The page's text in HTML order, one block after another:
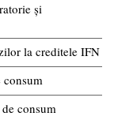
și
la creditele IFN
consum